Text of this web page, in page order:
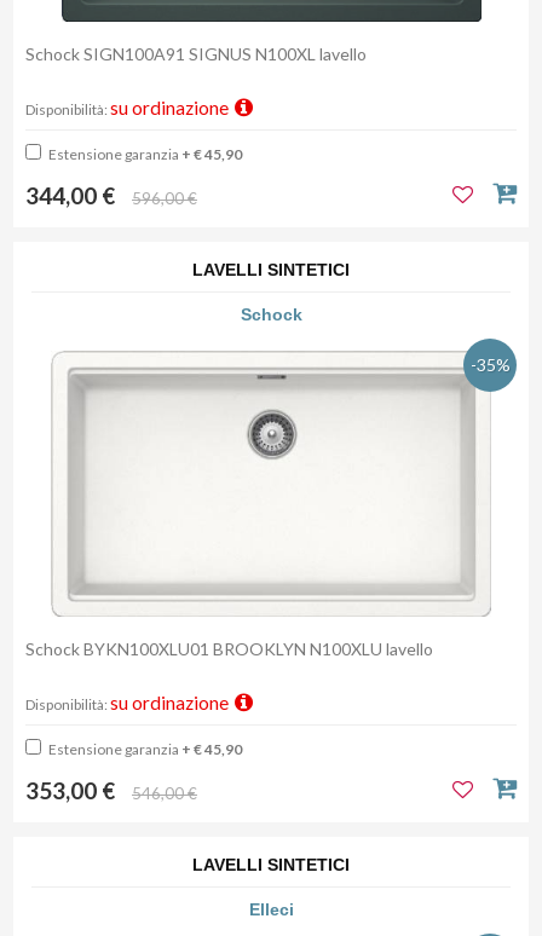
Schock SIGN100A91 SIGNUS N100XL lavello
Disponibilità: su ordinazione
Estensione garanzia + € 45,90
344,00 € 596,00 €
LAVELLI SINTETICI
Schock
-35%
Schock BYKN100XLU01 BROOKLYN N100XLU lavello
Disponibilità: su ordinazione
Estensione garanzia + € 45,90
353,00 € 546,00 €
LAVELLI SINTETICI
Elleci